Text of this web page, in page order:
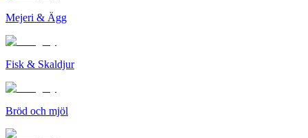
Mejeri & Ägg
Fisk & Skaldjur
Bröd och mjöl